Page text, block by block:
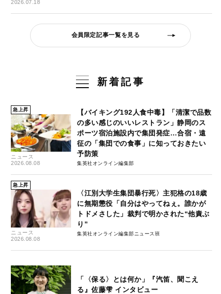
2026.07.18
会員限定記事一覧を見る
新着記事
急上昇
ニュース
2026.08.08
【バイキング192人食中毒】「清潔で品数
の多い感じのいいレストラン」静岡のス
ポーツ宿泊施設内で集団発症…合宿・遠
征の「集団での食事」に知っておきたい
予防策
集英社オンライン編集部
急上昇
ニュース
2026.08.08
〈江別大学生集団暴行死〉主犯格の18歳
に無期懲役「自分はやってねぇ。誰かが
トドメさした」裁判で明かされた“他責ぶ
り”
集英社オンライン編集部ニュース班
「〈保る〉とは何か」『汽笛、聞こえ
る』佐藤雫 インタビュー